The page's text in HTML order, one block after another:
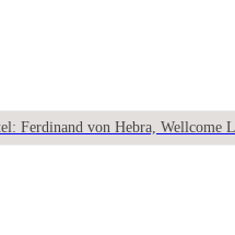
Ferdinand von Hebra, Wellcome